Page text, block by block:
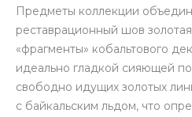
Предметы коллекции
реставрационный шов
«фрагменты» кобальтового
идеально гладкой сияющей
свободно идущих золотых
с байкальским льдом, что